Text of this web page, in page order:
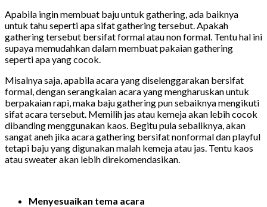
Apabila ingin membuat baju untuk gathering, ada baiknya
untuk tahu seperti apa sifat gathering tersebut. Apakah
gathering tersebut bersifat formal atau non formal. Tentu hal ini
supaya memudahkan dalam membuat pakaian gathering
seperti apa yang cocok.
Misalnya saja, apabila acara yang diselenggarakan bersifat
formal, dengan serangkaian acara yang mengharuskan untuk
berpakaian rapi, maka baju gathering pun sebaiknya mengikuti
sifat acara tersebut. Memilih jas atau kemeja akan lebih cocok
dibanding menggunakan kaos. Begitu pula sebaliknya, akan
sangat aneh jika acara gathering bersifat nonformal dan playful
tetapi baju yang digunakan malah kemeja atau jas. Tentu kaos
atau sweater akan lebih direkomendasikan.
Menyesuaikan tema acara